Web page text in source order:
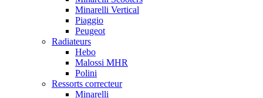
Minarelli Vertical
Piaggio
Peugeot
Radiateurs
Hebo
Malossi MHR
Polini
Ressorts correcteur
Minarelli